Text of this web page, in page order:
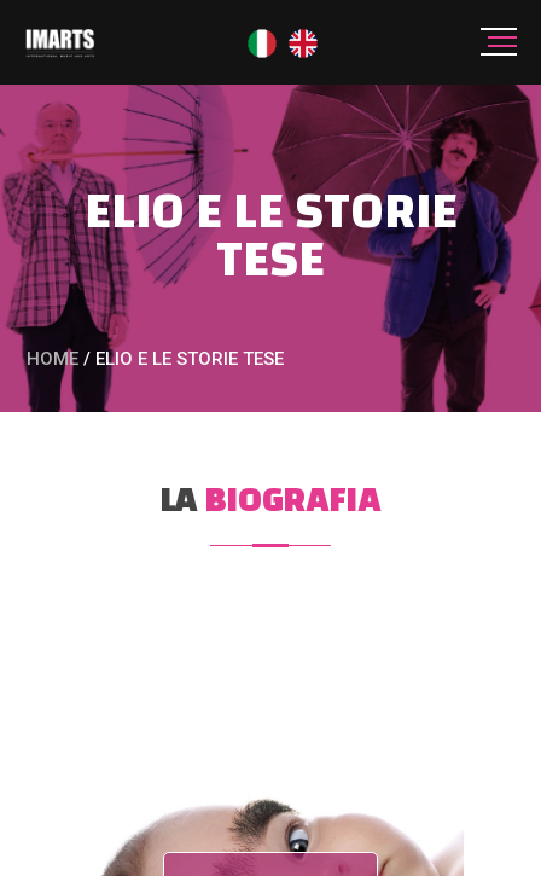
ELIO E LE STORIE
TESE
HOME / ELIO E LE STORIE TESE
LABIOGRAFIA